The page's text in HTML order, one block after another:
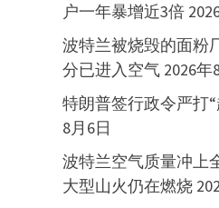
户一年暴增近3倍
波特兰被烧毁的面粉
分已进入空气 2026年
特朗普签行政令严打“
8月6日
波特兰空气质量冲上
大型山火仍在燃烧